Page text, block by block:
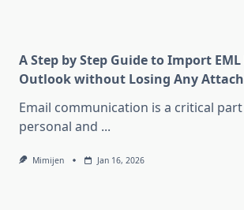
A Step by Step Guide to Import
Outlook without Losing Any
Email communication is a critical
personal and ...
Mimijen Jan 16, 2026